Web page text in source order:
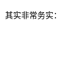
实非常务实：